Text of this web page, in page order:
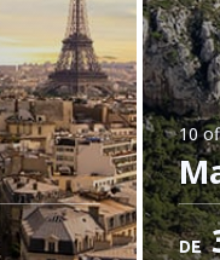
10
DE